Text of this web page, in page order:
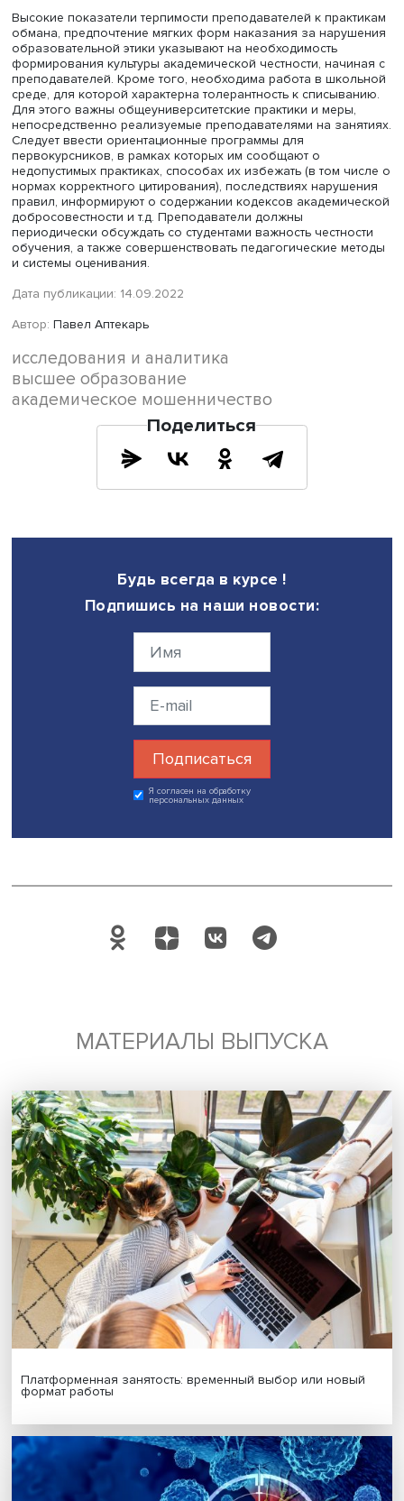
между вузами не очень значительна: отличаются
преимущественно доли преподавателей, поставивших
и позволивших переписать работу.
Данные исследования подтверждают высокую
распространенность нечестных практик у студентов:
половины из них периодически списывают домашние
задания, 19% регулярно этим занимаются.
Для снижения уровня академического мошенничества
авторы рекомендуют инвестировать в сервисы
неуспевающих студентов, среди которых риск
выше, — например, в поддерживающие курсы,
тьюторство. Также успешной борьбе с плагиатом будет
способствовать аргументированное обоснование
ценности преподаваемых курсов, их важности для
мошенничества необходимо внедрять практики
обучения, вовлекающие студентов в образовательный
процесс (например, групповые обсуждения или
изучаемых концепций к кейсам), а также создавать
для индивидуализации обучения, увеличивать набор
дисциплин, доступных для самостоятельного выбора,
профессорско-преподавательский состав новым
обучения, способным заинтересовать студентов.
обмана, предпочтение мягких форм наказания за
формирования культуры академической честности,
преподавателей. Кроме того, необходима работа в
среде, для которой характерна толерантность к
непосредственно реализуемые преподавателями на
Следует ввести ориентационные программы для
недопустимых практиках, способах их избежать (в том
нормах корректного цитирования), последствиях
добросовестности и т.д. Преподаватели должны
периодически обсуждать со студентами важность
обучения, а также совершенствовать педагогические
и системы оценивания.
Дата публикации: 14.09.2022
высшее образование
академическое мошенничество
Будь всегда в курсе !
Подпишись на наши новости:
Подписаться